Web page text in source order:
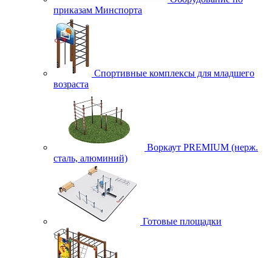
приказам Минспорта
Спортивные комплексы для младшего
возраста
Воркаут PREMIUM (нерж.
сталь, алюминий)
Готовые площадки